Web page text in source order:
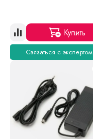
Купить
Связаться с экспертом